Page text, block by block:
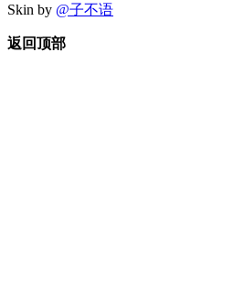
Skin by @子不语
返回顶部